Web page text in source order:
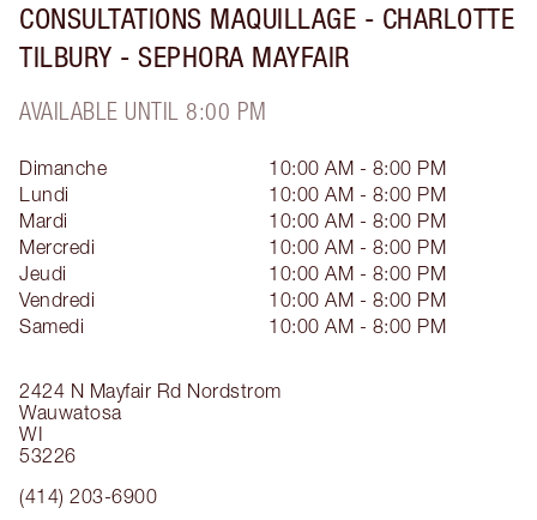
CONSULTATIONS MAQUILLAGE - CHARLOTTE
TILBURY - SEPHORA MAYFAIR
AVAILABLE UNTIL 8:00 PM
2424 N Mayfair Rd Nordstrom
Wauwatosa
WI
53226
(414) 203-6900
Dimanche
10:00 AM - 8:00 PM
Lundi
10:00 AM - 8:00 PM
Mardi
10:00 AM - 8:00 PM
Mercredi
10:00 AM - 8:00 PM
Jeudi
10:00 AM - 8:00 PM
Vendredi
10:00 AM - 8:00 PM
Samedi
10:00 AM - 8:00 PM